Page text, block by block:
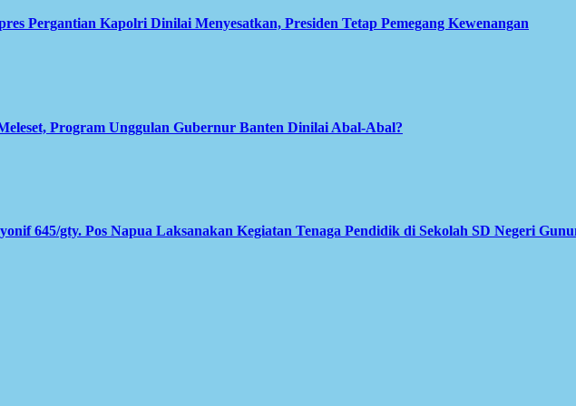
Pergantian Kapolri Dinilai Menyesatkan, Presiden Tetap Pemegang Kewenangan
Program Unggulan Gubernur Banten Dinilai Abal-Abal?
645/gty. Pos Napua Laksanakan Kegiatan Tenaga Pendidik di Sekolah SD Negeri